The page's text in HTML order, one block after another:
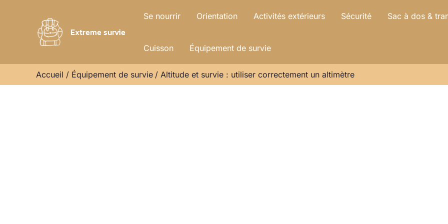
Extreme survie
Se nourrir Orientation Activités extérieurs Sécurité Sac à dos &
Cuisson Équipement de survie
Accueil Équipement de survie Altitude et survie : utiliser correctement un altimètre